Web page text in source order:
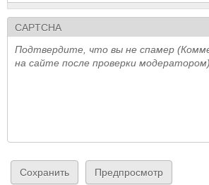
CAPTCHA
Подтвердите, что вы не спамер
на сайте после проверки модератором)